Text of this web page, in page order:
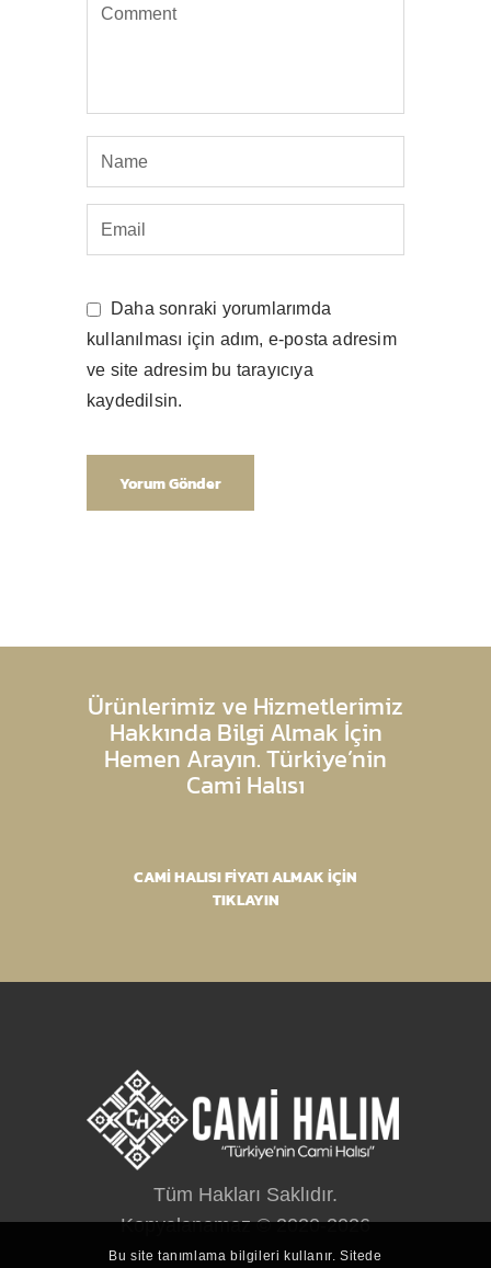
Daha sonraki yorumlarımda
kullanılması için adım, e-posta adresim
ve site adresim bu tarayıcıya
kaydedilsin.
Ürünlerimiz ve Hizmetlerimiz
Hakkında Bilgi Almak İçin
Hemen Arayın. Türkiye’nin
Cami Halısı
CAMİ HALISI FİYATI ALMAK İÇİN
TIKLAYIN
Tüm Hakları Saklıdır.
Kopyalanamaz © 2020-2026
Bu site tanımlama bilgileri kullanır. Sitede